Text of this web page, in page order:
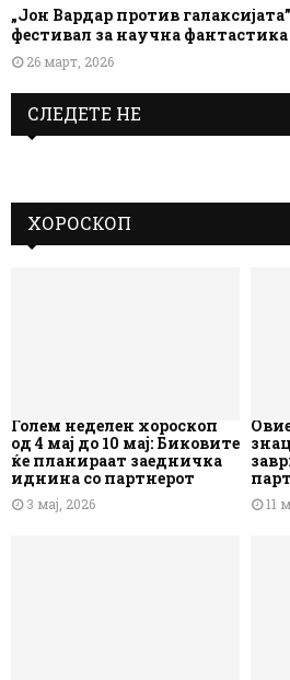
„Јон Вардар против
фестивал за научна
26 март, 2026
СЛЕДЕТЕ НЕ
ХОРОСКОП
Голем неделен хороскоп
од 4 мај до 10 мај: Биковите
ќе планираат заедничка
иднина со партнерот
3 мај, 2026 11